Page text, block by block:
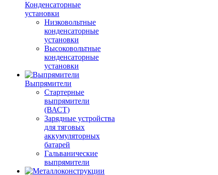
Конденсаторные
установки
Низковольтные
конденсаторные
установки
Высоковольтные
конденсаторные
установки
Выпрямители
Стартерные
выпрямители
(ВАСТ)
Зарядные устройства
для тяговых
аккумуляторных
батарей
Гальванические
выпрямители